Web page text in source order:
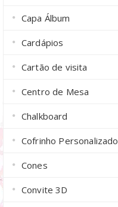
Capa Álbum
Cardápios
Cartão de visita
Centro de Mesa
Chalkboard
Cofrinho Personalizado
Cones
Convite 3D